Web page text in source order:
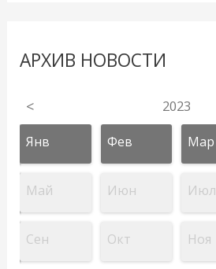
АРХИВ НОВОСТИ
< 2023
Янв Фев Мар
Май Июн Июл
Сен Окт Ноя